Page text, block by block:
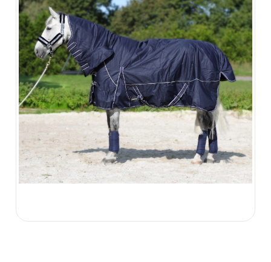
379.00 zł 499.00 zł